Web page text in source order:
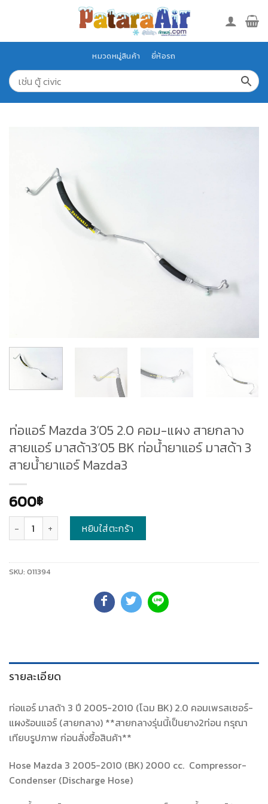
หมวดหมู่สินค้า ยี่ห้อรถ
ท่อแอร์ Mazda 3’05 2.0 คอม-แผง สายกลาง
สายแอร์ มาสด้า3’05 BK ท่อน้ำยาแอร์ มาสด้า 3
สายน้ำยาแอร์ Mazda3
600฿
หยิบใส่ตะกร้า
SKU: 011394
รายละเอียด
ท่อแอร์ มาสด้า 3 ปี 2005-2010 (โฉม BK) 2.0 คอมเพรสเซอร์-
แผงร้อนแอร์ (สายกลาง) **สายกลางรุ่นนี้เป็นยาง2ท่อน กรุณา
เทียบรูปภาพ ก่อนสั่งซื้อสินค้า**
Hose Mazda 3 2005-2010 (BK) 2000 cc. Compressor-
Condenser (Discharge Hose)